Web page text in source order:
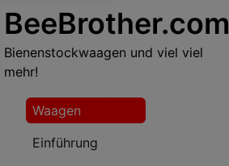
BeeBrother.com
Bienenstockwaagen und viel viel
mehr!
Waagen
Einführung